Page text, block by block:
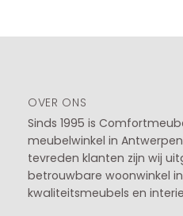
OVER ONS
Sinds 1995 is
meubelwinkel in Antwerpen
tevreden klanten zijn wij
betrouwbare woonwinkel
kwaliteitsmeubels en